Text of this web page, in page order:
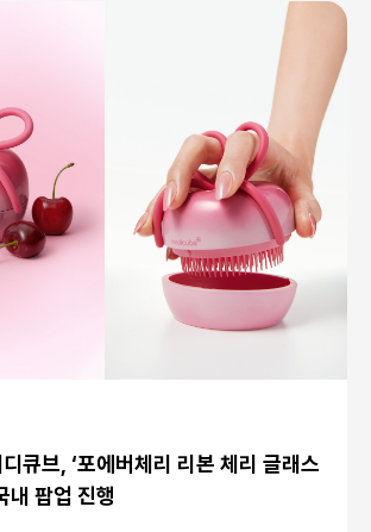
큐브, ‘포에버체리 리본 체리 글래스
내 팝업 진행